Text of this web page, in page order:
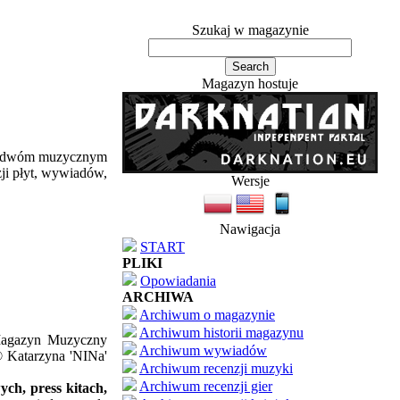
muzycznym
płyt, wywiadów,
Muzyczny
Katarzyna 'NINa'
press kitach,
Szukaj w magazynie
Magazyn hostuje
Wersje
Nawigacja
START
PLIKI
Opowiadania
ARCHIWA
Archiwum o magazynie
Archiwum historii magazynu
Archiwum wywiadów
Archiwum recenzji muzyki
Archiwum recenzji gier